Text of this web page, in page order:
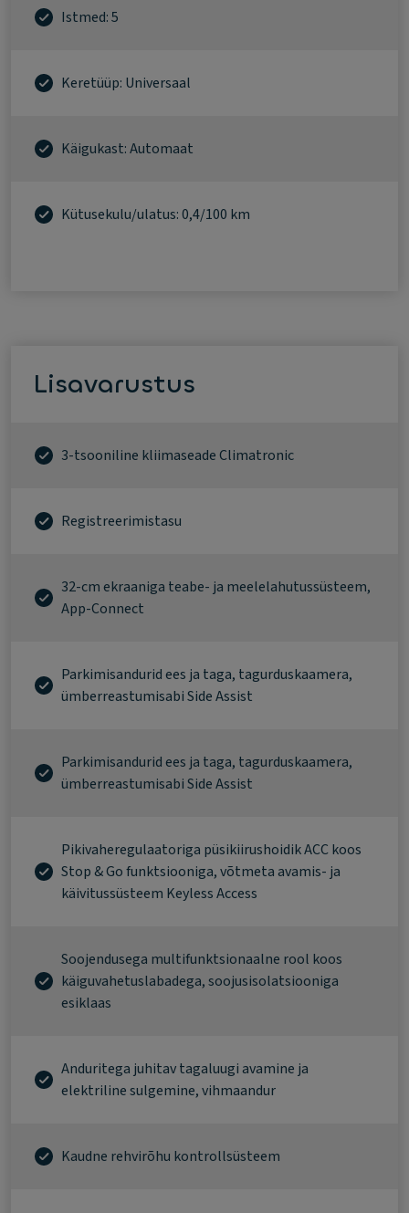
Istmed: 5
Keretüüp: Universaal
Käigukast: Automaat
Kütusekulu/ulatus: 0,4/100 km
Lisavarustus
3-tsooniline kliimaseade Climatronic
Registreerimistasu
32-cm ekraaniga teabe- ja meelelahutussüsteem,
App-Connect
Parkimisandurid ees ja taga, tagurduskaamera,
ümberreastumisabi Side Assist
Parkimisandurid ees ja taga, tagurduskaamera,
ümberreastumisabi Side Assist
Pikivaheregulaatoriga püsikiirushoidik ACC koos
Stop & Go funktsiooniga, võtmeta avamis- ja
käivitussüsteem Keyless Access
Soojendusega multifunktsionaalne rool koos
käiguvahetuslabadega, soojusisolatsiooniga
esiklaas
Anduritega juhitav tagaluugi avamine ja
elektriline sulgemine, vihmaandur
Kaudne rehvirõhu kontrollsüsteem